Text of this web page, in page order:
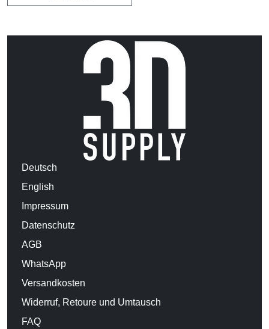
Deutsch
English
Impressum
Datenschutz
AGB
WhatsApp
Versandkosten
Widerruf, Retoure und Umtausch
FAQ